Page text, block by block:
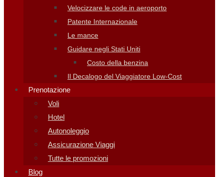
Velocizzare le code in aeroporto
Patente Internazionale
Le mance
Guidare negli Stati Uniti
Costo della benzina
Il Decalogo del Viaggiatore Low-Cost
Prenotazione
Voli
Hotel
Autonoleggio
Assicurazione Viaggi
Tutte le promozioni
Blog